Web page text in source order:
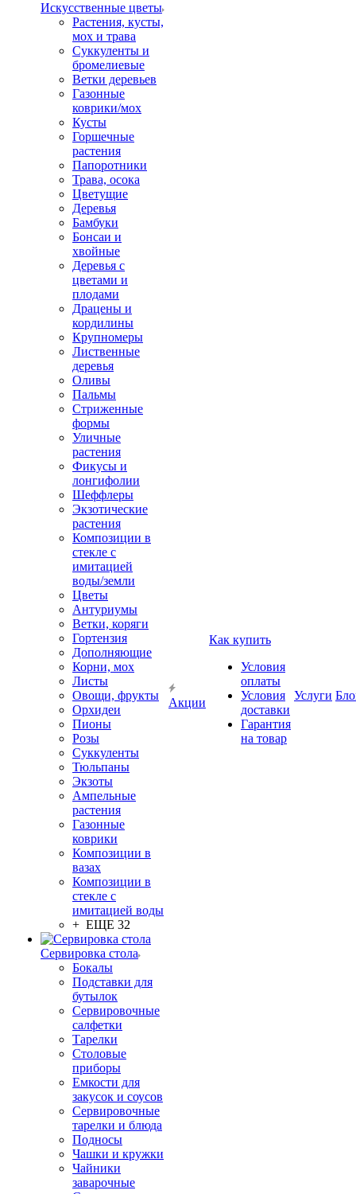
Искусственные цветы
Растения, кусты,
мох и трава
Суккуленты и
бромелиевые
Ветки деревьев
Газонные
коврики/мох
Кусты
Горшечные
растения
Папоротники
Трава, осока
Цветущие
Деревья
Бамбуки
Бонсаи и
хвойные
Деревья с
цветами и
плодами
Драцены и
кордилины
Крупномеры
Лиственные
деревья
Оливы
Пальмы
Стриженные
формы
Уличные
растения
Фикусы и
лонгифолии
Шеффлеры
Экзотические
растения
Композиции в
стекле с
имитацией
воды/земли
Цветы
Антуриумы
Ветки, коряги
Гортензия
Дополняющие
Корни, мох
Листы
Овощи, фрукты
Орхидеи
Пионы
Розы
Суккуленты
Тюльпаны
Экзоты
Ампельные
растения
Газонные
коврики
Композиции в
вазах
Композиции в
стекле с
имитацией воды
+ ЕЩЕ 32
Сервировка стола
Бокалы
Подставки для
бутылок
Сервировочные
салфетки
Тарелки
Столовые
приборы
Емкости для
закусок и соусов
Сервировочные
тарелки и блюда
Подносы
Чашки и кружки
Чайники
заварочные
Акции
Как купить
Условия
оплаты
Условия
доставки
Гарантия
на товар
Услуги